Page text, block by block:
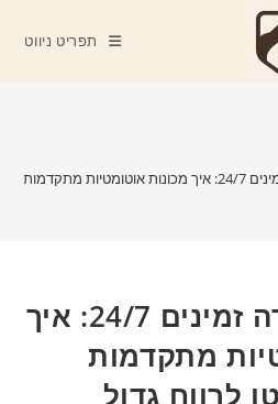
תפריט ניווט
קטן לרווח גדול
פתרונות הסעדה זמינים 24/7: איך
מתקדמות
לרווח גדול